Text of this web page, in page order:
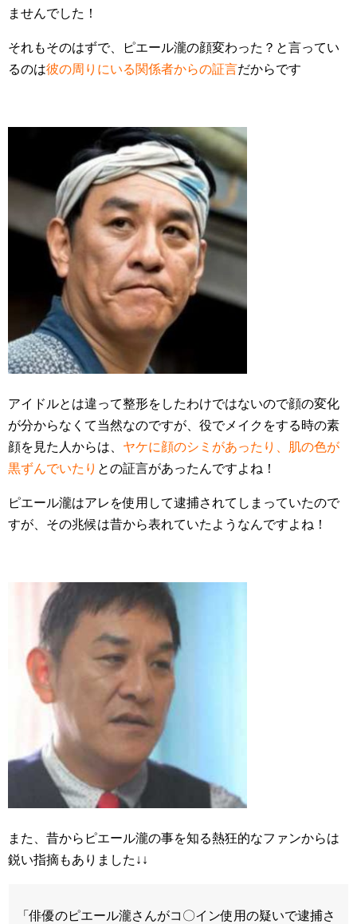
ませんでした！
それもそのはずで、ピエール瀧の顔変わった？と言ってい
るのは彼の周りにいる関係者からの証言だからです
アイドルとは違って整形をしたわけではないので顔の変化
が分からなくて当然なのですが、役でメイクをする時の素
顔を見た人からは、 ヤケに顔のシミがあったり、肌の色が
黒ずんでいたり との証言があったんですよね！
ピエール瀧はアレを使用して逮捕されてしまっていたので
すが、その兆候は昔から表れていたようなんですよね！
また、昔からピエール瀧の事を知る熱狂的なファンからは
鋭い指摘もありました↓↓
「俳優のピエール瀧さんがコ〇イン使用の疑いで逮捕さ